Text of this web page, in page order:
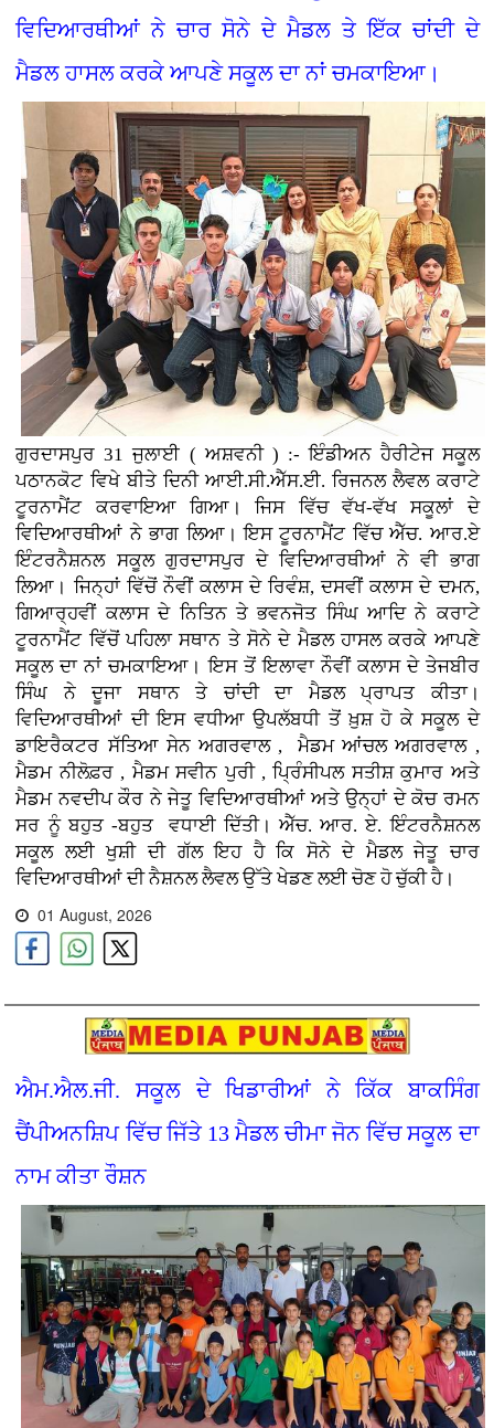
ਵਿਦਿਆਰਥੀਆਂ ਨੇ ਚਾਰ ਸੋਨੇ ਦੇ ਮੈਡਲ ਤੇ ਇੱਕ ਚਾਂਦੀ ਦੇ
ਮੈਡਲ ਹਾਸਲ ਕਰਕੇ ਆਪਣੇ ਸਕੂਲ ਦਾ ਨਾਂ ਚਮਕਾਇਆ।
ਗੁਰਦਾਸਪੁਰ 31 ਜੁਲਾਈ ( ਅਸ਼ਵਨੀ ) :- ਇੰਡੀਅਨ ਹੈਰੀਟੇਜ ਸਕੂਲ
ਪਠਾਨਕੋਟ ਵਿਖੇ ਬੀਤੇ ਦਿਨੀ ਆਈ.ਸੀ.ਐੱਸ.ਈ. ਰਿਜਨਲ ਲੈਵਲ ਕਰਾਟੇ
ਟੂਰਨਾਮੈਂਟ ਕਰਵਾਇਆ ਗਿਆ। ਜਿਸ ਵਿੱਚ ਵੱਖ-ਵੱਖ ਸਕੂਲਾਂ ਦੇ
ਵਿਦਿਆਰਥੀਆਂ ਨੇ ਭਾਗ ਲਿਆ। ਇਸ ਟੂਰਨਾਮੈਂਟ ਵਿੱਚ ਐੱਚ. ਆਰ.ਏ
ਇੰਟਰਨੈਸ਼ਨਲ ਸਕੂਲ ਗੁਰਦਾਸਪੁਰ ਦੇ ਵਿਦਿਆਰਥੀਆਂ ਨੇ ਵੀ ਭਾਗ
ਲਿਆ। ਜਿਨ੍ਹਾਂ ਵਿੱਚੋਂ ਨੌਵੀਂ ਕਲਾਸ ਦੇ ਰਿਵੰਸ਼, ਦਸਵੀਂ ਕਲਾਸ ਦੇ ਦਮਨ,
ਗਿਆਰ੍ਹਵੀਂ ਕਲਾਸ ਦੇ ਨਿਤਿਨ ਤੇ ਭਵਨਜੋਤ ਸਿੰਘ ਆਦਿ ਨੇ ਕਰਾਟੇ
ਟੂਰਨਾਮੈਂਟ ਵਿੱਚੋਂ ਪਹਿਲਾ ਸਥਾਨ ਤੇ ਸੋਨੇ ਦੇ ਮੈਡਲ ਹਾਸਲ ਕਰਕੇ ਆਪਣੇ
ਸਕੂਲ ਦਾ ਨਾਂ ਚਮਕਾਇਆ। ਇਸ ਤੋਂ ਇਲਾਵਾ ਨੌਵੀਂ ਕਲਾਸ ਦੇ ਤੇਜਬੀਰ
ਸਿੰਘ ਨੇ ਦੂਜਾ ਸਥਾਨ ਤੇ ਚਾਂਦੀ ਦਾ ਮੈਡਲ ਪ੍ਰਾਪਤ ਕੀਤਾ।
ਵਿਦਿਆਰਥੀਆਂ ਦੀ ਇਸ ਵਧੀਆ ਉਪਲੱਬਧੀ ਤੋਂ ਖ਼ੁਸ਼ ਹੋ ਕੇ ਸਕੂਲ ਦੇ
ਡਾਇਰੈਕਟਰ ਸੱਤਿਆ ਸੇਨ ਅਗਰਵਾਲ , ਮੈਡਮ ਆਂਚਲ ਅਗਰਵਾਲ ,
ਮੈਡਮ ਨੀਲੋਫ਼ਰ , ਮੈਡਮ ਸਵੀਨ ਪੁਰੀ , ਪ੍ਰਿੰਸੀਪਲ ਸਤੀਸ਼ ਕੁਮਾਰ ਅਤੇ
ਮੈਡਮ ਨਵਦੀਪ ਕੌਰ ਨੇ ਜੇਤੂ ਵਿਦਿਆਰਥੀਆਂ ਅਤੇ ਉਨ੍ਹਾਂ ਦੇ ਕੋਚ ਰਮਨ
ਸਰ ਨੂੰ ਬਹੁਤ -ਬਹੁਤ ਵਧਾਈ ਦਿੱਤੀ। ਐੱਚ. ਆਰ. ਏ. ਇੰਟਰਨੈਸ਼ਨਲ
ਸਕੂਲ ਲਈ ਖੁਸ਼ੀ ਦੀ ਗੱਲ ਇਹ ਹੈ ਕਿ ਸੋਨੇ ਦੇ ਮੈਡਲ ਜੇਤੂ ਚਾਰ
ਵਿਦਿਆਰਥੀਆਂ ਦੀ ਨੈਸ਼ਨਲ ਲੈਵਲ ਉੱਤੇ ਖੇਡਣ ਲਈ ਚੋਣ ਹੋ ਚੁੱਕੀ ਹੈ।
01 August, 2026
ਐਮ.ਐਲ.ਜੀ. ਸਕੂਲ ਦੇ ਖਿਡਾਰੀਆਂ ਨੇ ਕਿੱਕ ਬਾਕਸਿੰਗ
ਚੈਂਪੀਅਨਸ਼ਿਪ ਵਿੱਚ ਜਿੱਤੇ 13 ਮੈਡਲ ਚੀਮਾ ਜੋਨ ਵਿੱਚ ਸਕੂਲ ਦਾ
ਨਾਮ ਕੀਤਾ ਰੌਸ਼ਨ